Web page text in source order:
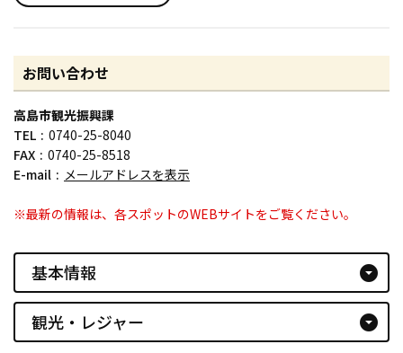
お問い合わせ
高島市観光振興課
TEL
0740-25-8040
FAX
0740-25-8518
E-mail
メールアドレスを表示
※最新の情報は、各スポットのWEBサイトをご覧ください。
基本情報 arrow_drop_down_circle
観光・レジャー arrow_drop_down_circle